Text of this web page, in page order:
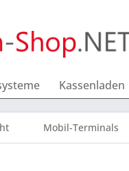
Kassenladen
Mobil-Terminals